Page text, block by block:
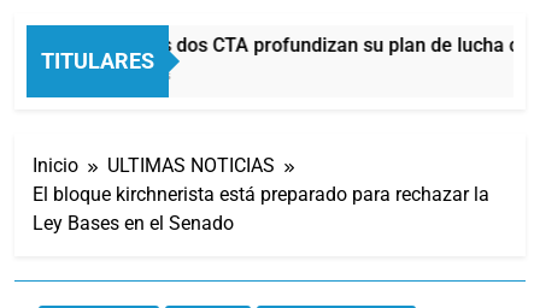
TITULARES
La CGT y las dos CTA profundizan su plan de lucha
16 Minutos Atrás
Inicio
ULTIMAS NOTICIAS
El bloque kirchnerista está preparado para rechazar la
Ley Bases en el Senado